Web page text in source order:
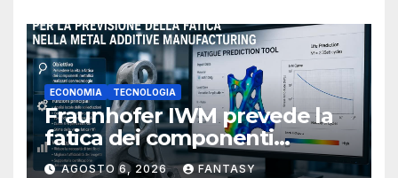
ECONOMIA TECNOLOGIA
Fraunhofer IWM prevede la
fatica dei componenti
metallici stampati in 3D
AGOSTO 6, 2026 FANTASY